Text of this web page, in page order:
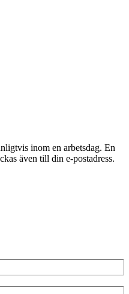
inom en arbetsdag. En
även till din e-postadress.